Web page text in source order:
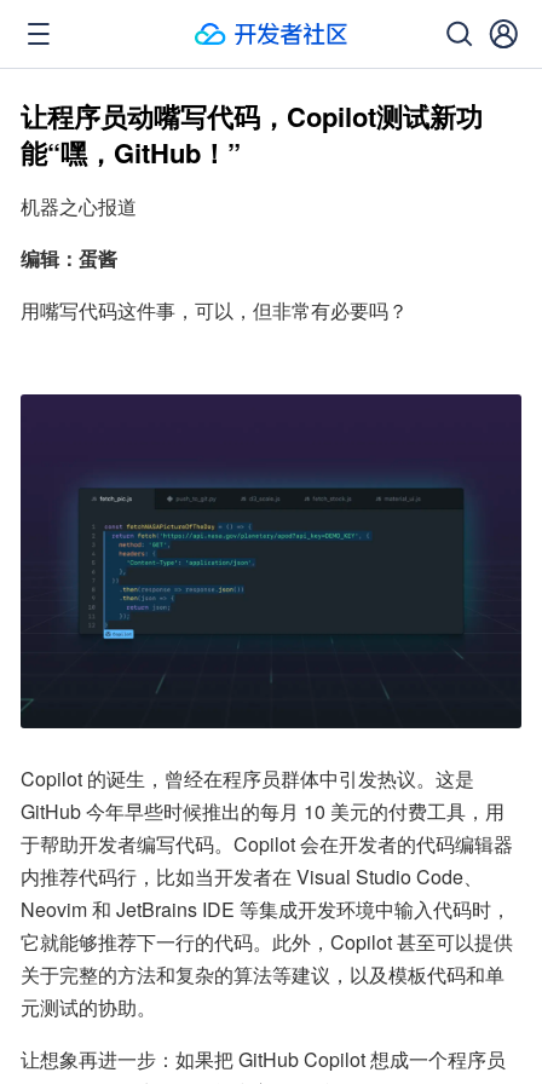
让程序员动嘴写代码，Copilot测试新功
能“嘿，GitHub！”
机器之心报道
编辑：蛋酱
用嘴写代码这件事，可以，但非常有必要吗？
Copilot 的诞生，曾经在程序员群体中引发热议。这是
GitHub 今年早些时候推出的每月 10 美元的付费工具，用
于帮助开发者编写代码。Copilot 会在开发者的代码编辑器
内推荐代码行，比如当开发者在 Visual Studio Code、
Neovim 和 JetBrains IDE 等集成开发环境中输入代码时，
它就能够推荐下一行的代码。此外，Copilot 甚至可以提供
关于完整的方法和复杂的算法等建议，以及模板代码和单
元测试的协助。
让想象再进一步：如果把 GitHub Copilot 想成一个程序员